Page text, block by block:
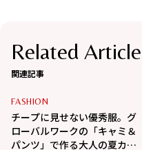
Related Article
関連記事
FASHION
チープに見せない優秀服。グ
ローバルワークの「キャミ＆
パンツ」で作る大人の夏カジ